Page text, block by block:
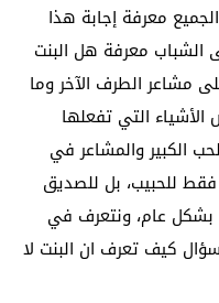
معرفة إجابة هذا
الشباب معرفة هل البنت
مشاعر الطرف الآخر وما
التي تفعلها
الكبير والمشاعر في
للحبيب، بل للصديق
بشكل عام، ونتعرف في
كيف تعرف ان البنت لا